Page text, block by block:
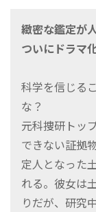
緻密な鑑定が
ついにドラマ
科学を信じる
な？
元科捜研トッ
できない証拠
定人となった
れる。彼女は
りだが、研究